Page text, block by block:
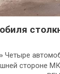
Четыре
стороне